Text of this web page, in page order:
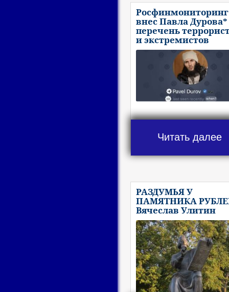
Росфинмониторинг
внес Павла
перечень
и экстремистов
Читать далее
РАЗДУМЬЯ У
ПАМЯТНИКА
Вячеслав Улитин